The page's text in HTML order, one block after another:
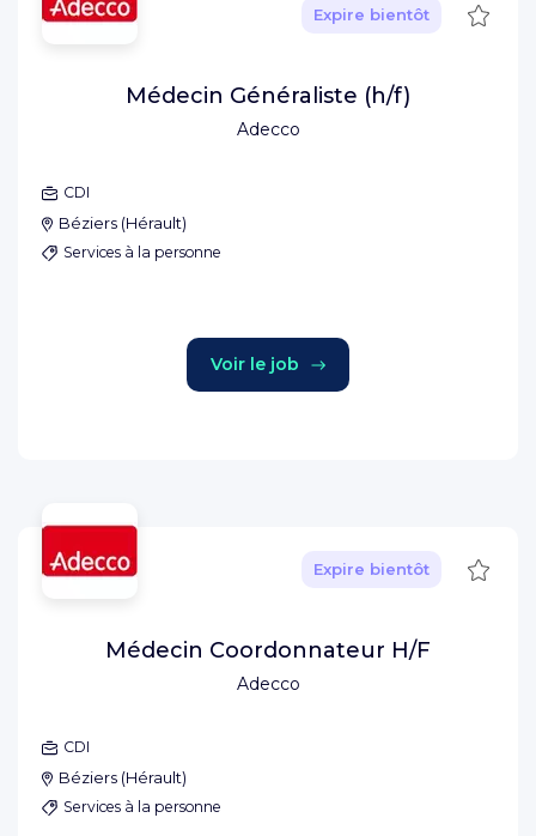
Adecco
Expire bientôt
Médecin Généraliste (h/f)
CDI
Béziers (Hérault)
Services à la personne
Voir le job
Adecco
Expire bientôt
Médecin Coordonnateur H/F
CDI
Béziers (Hérault)
Services à la personne